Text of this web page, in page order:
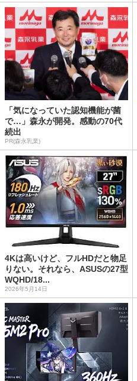
「気になっていた認知機能が菌
で…」森永が開発。感動の70代
続出
PR(森永乳業)
4Kは高いけど、フルHDだと物足
りない。それなら、ASUSの27型
WQHD/18...
2026年5月14日